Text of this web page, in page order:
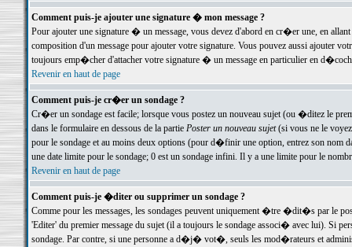
Comment puis-je ajouter une signature � mon message ?
Pour ajouter une signature � un message, vous devez d'abord en cr�er une, en
composition d'un message pour ajouter votre signature. Vous pouvez aussi ajouter
toujours emp�cher d'attacher votre signature � un message en particulier en
Revenir en haut de page
Comment puis-je cr�er un sondage ?
Cr�er un sondage est facile; lorsque vous postez un nouveau sujet (ou �ditez le
dans le formulaire en dessous de la partie Poster un nouveau sujet(si vous ne le voyez
pour le sondage et au moins deux options (pour d�finir une option, entrez son nom
une date limite pour le sondage; 0 est un sondage infini. Il y a une limite pour le
Revenir en haut de page
Comment puis-je �diter ou supprimer un sondage ?
Comme pour les messages, les sondages peuvent uniquement �tre �dit�s par le
'Editer' du premier message du sujet (il a toujours le sondage associ� avec lui). Si
sondage. Par contre, si une personne a d�j� vot�, seuls les mod�rateurs et